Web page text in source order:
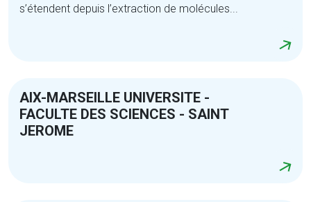
s’étendent depuis l’extraction de molécules...
AIX-MARSEILLE UNIVERSITE -
FACULTE DES SCIENCES - SAINT
JEROME